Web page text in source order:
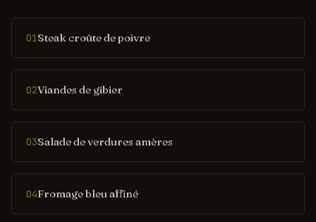
01Steak croûte de poivre
02Viandes de gibier
03Salade de verdures amères
04Fromage bleu affiné